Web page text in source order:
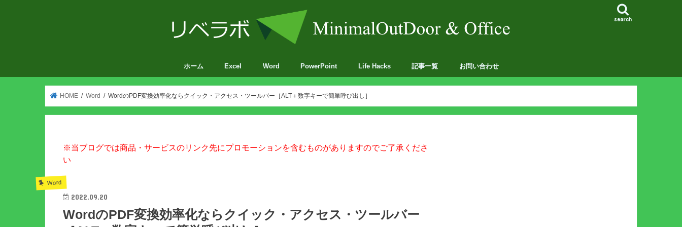
search
ホーム Excel
VBA
Word PowerPoint Life Hacks 記事一覧 お問い合わせ
HOME Word WordのPDF変換効率化ならクイック・アクセス・ツールバー［ALT＋数字キーで簡単呼び出し］
※当ブログでは商品・サービスのリンク先にプロモーションを含むものがありますのでご了承くださ
い
Word
2022.09.20
WordのPDF変換効率化ならクイック・アクセス・ツールバー